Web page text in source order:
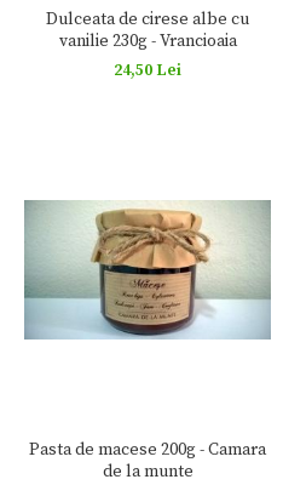
Dulceata de cirese albe cu
vanilie 230g - Vrancioaia
24,50 Lei
Pasta de macese 200g - Camara
de la munte